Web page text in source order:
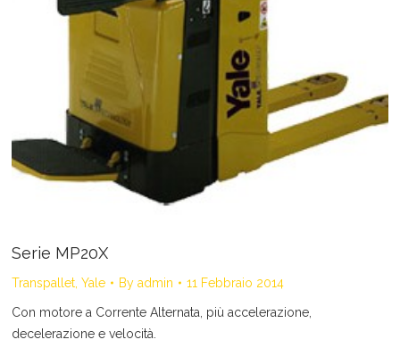
Serie MP20X
Transpallet, Yale By admin 11 Febbraio 2014
Con motore a Corrente Alternata, più accelerazione,
decelerazione e velocità.